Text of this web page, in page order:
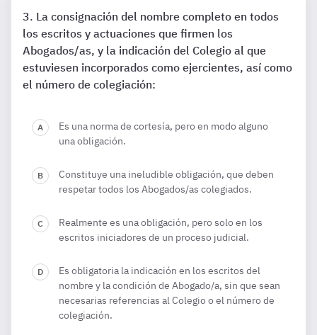
La consignación del nombre completo en todos
los escritos y actuaciones que firmen los
Abogados/as, y la indicación del Colegio al que
estuviesen incorporados como ejercientes, así como
el número de colegiación:
Es una norma de cortesía, pero en modo alguno
una obligación.
Constituye una ineludible obligación, que deben
respetar todos los Abogados/as colegiados.
Realmente es una obligación, pero solo en los
escritos iniciadores de un proceso judicial.
Es obligatoria la indicación en los escritos del
nombre y la condición de Abogado/a, sin que sean
necesarias referencias al Colegio o el número de
colegiación.